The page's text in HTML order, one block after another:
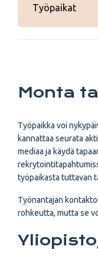
Työpaikat
Monta
Työpaikka voi
kannattaa seurata
mediaa ja käydä
työpaikasta tuttavan
Työnantajan
rohkeutta, mutta se